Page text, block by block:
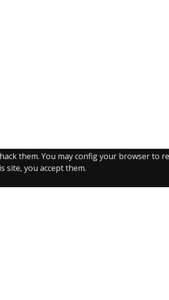
them. You may config your browser to
site, you accept them.